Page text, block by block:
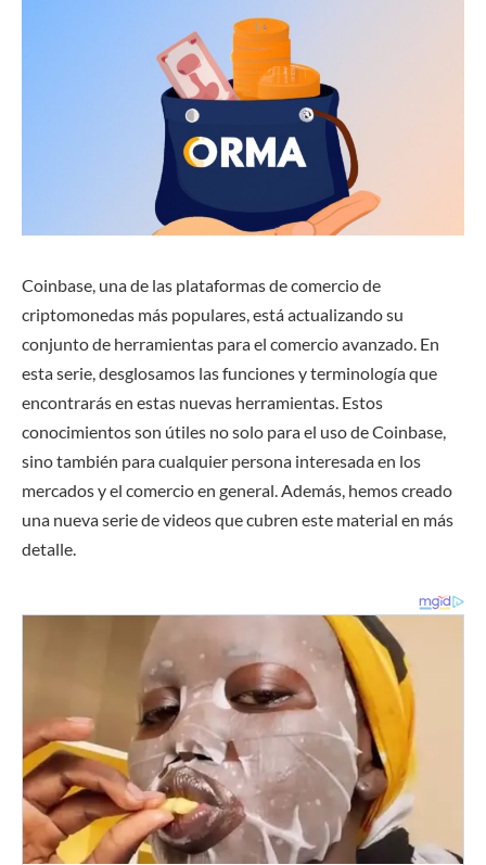
Coinbase, una de las plataformas de comercio de
criptomonedas más populares, está actualizando su
conjunto de herramientas para el comercio avanzado. En
esta serie, desglosamos las funciones y terminología que
encontrarás en estas nuevas herramientas. Estos
conocimientos son útiles no solo para el uso de Coinbase,
sino también para cualquier persona interesada en los
mercados y el comercio en general. Además, hemos creado
una nueva serie de videos que cubren este material en más
detalle.